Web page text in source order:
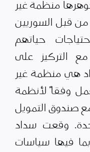
منظمة غير
قبل السوريين
حياتهم
مع التركيز على
هي منظمة غير
وفقاً لأنظمة
صندوق التمويل
وقعت سداد
فيها سياسات